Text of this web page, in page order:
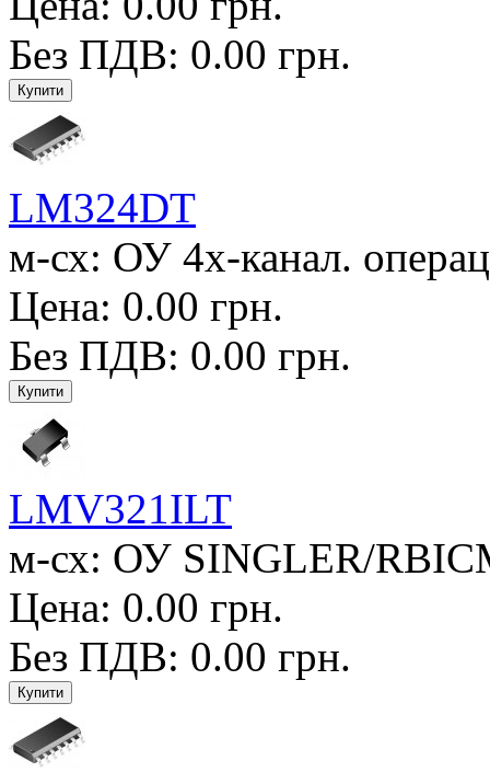
Без ПДВ: 0.00 грн.
LM324DT
м-сх: ОУ 4х-канал.
Цена: 0.00 грн.
Без ПДВ: 0.00 грн.
LMV321ILT
м-сх: ОУ SINGLER/
Цена: 0.00 грн.
Без ПДВ: 0.00 грн.